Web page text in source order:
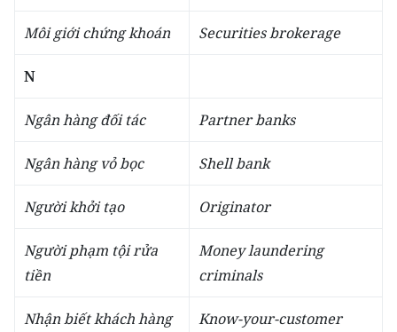
Môi giới chứng khoán Securities brokerage
N
Ngân hàng đối tác Partner banks
Ngân hàng vỏ bọc Shell bank
Người khởi tạo Originator
Người phạm tội rửa
tiền
Money laundering
criminals
Nhận biết khách hàng Know-your-customer